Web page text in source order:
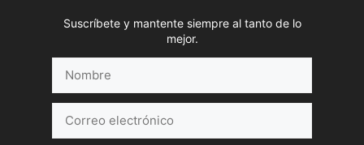
Suscríbete y mantente siempre al tanto de lo
mejor.
electrónico